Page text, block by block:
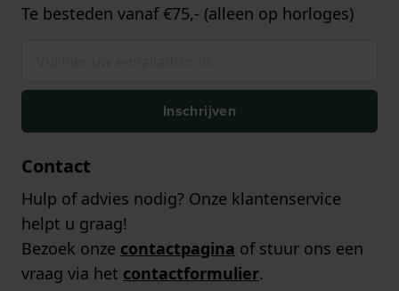
Te besteden vanaf €75,- (alleen op horloges)
Inschrijven
Contact
Hulp of advies nodig? Onze klantenservice
helpt u graag!
Bezoek onze contactpagina of stuur ons een
vraag via het contactformulier.